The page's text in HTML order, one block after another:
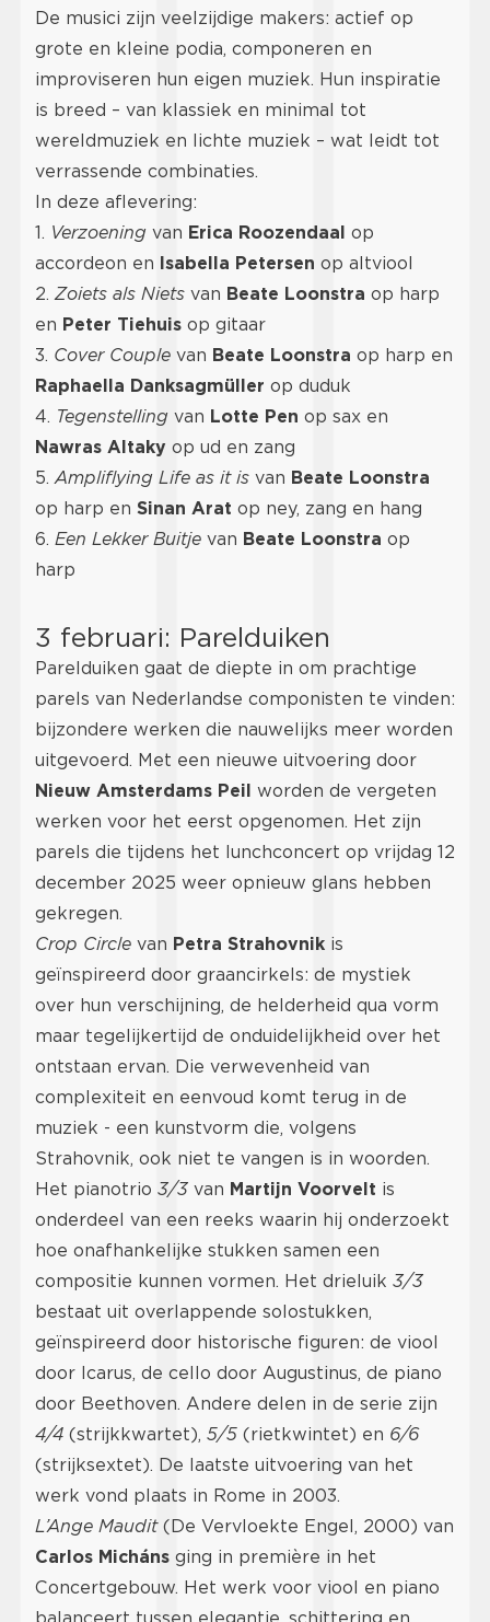
De musici zijn veelzijdige makers: actief op
grote en kleine podia, componeren en
improviseren hun eigen muziek. Hun inspiratie
is breed – van klassiek en minimal tot
wereldmuziek en lichte muziek – wat leidt tot
verrassende combinaties.
In deze aflevering:
1. Verzoening van Erica Roozendaal op
accordeon en Isabella Petersen op altviool
2.Zoiets als Niets van Beate Loonstra op harp
en Peter Tiehuis op gitaar
3. Cover Couple van Beate Loonstra op harp en
Raphaella Danksagmüller op duduk
4. Tegenstelling van Lotte Pen op sax en
Nawras Altaky op ud en zang
5.Ampliflying Life as it is van Beate Loonstra
op harp en Sinan Arat op ney, zang en hang
6. Een Lekker Buitje van Beate Loonstra op
harp
3 februari: Parelduiken
Parelduiken gaat de diepte in om prachtige
parels van Nederlandse componisten te vinden:
bijzondere werken die nauwelijks meer worden
uitgevoerd. Met een nieuwe uitvoering door
Nieuw Amsterdams Peil worden de vergeten
werken voor het eerst opgenomen. Het zijn
parels die tijdens het lunchconcert op vrijdag 12
december 2025 weer opnieuw glans hebben
gekregen.
Crop Circle van Petra Strahovnik is
geïnspireerd door graancirkels: de mystiek
over hun verschijning, de helderheid qua vorm
maar tegelijkertijd de onduidelijkheid over het
ontstaan ervan. Die verwevenheid van
complexiteit en eenvoud komt terug in de
muziek - een kunstvorm die, volgens
Strahovnik, ook niet te vangen is in woorden.
Het pianotrio 3/3 van Martijn Voorvelt is
onderdeel van een reeks waarin hij onderzoekt
hoe onafhankelijke stukken samen een
compositie kunnen vormen. Het drieluik 3/3
bestaat uit overlappende solostukken,
geïnspireerd door historische figuren: de viool
door Icarus, de cello door Augustinus, de piano
door Beethoven. Andere delen in de serie zijn
4/4 (strijkkwartet), 5/5 (rietkwintet) en 6/6
(strijksextet). De laatste uitvoering van het
werk vond plaats in Rome in 2003.
L’Ange Maudit(De Vervloekte Engel, 2000) van
Carlos Micháns ging in première in het
Concertgebouw. Het werk voor viool en piano